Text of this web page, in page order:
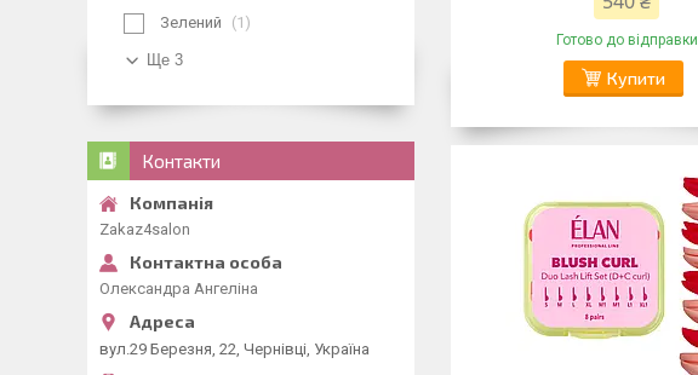
Готово до відправки
Купити
Зелений 1
Ще 3
Контакти
Zakaz4salon
Олександра Ангеліна
вул.29 Березня, 22, Чернівці, Україна